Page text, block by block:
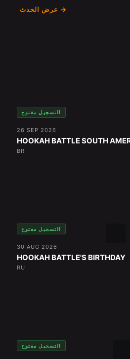
عرض الحدث →
التسجيل مفتوح
26 SEP 2026
HOOKAH BATTLE SOUTH
BR
التسجيل مفتوح
30 AUG 2026
HOOKAH BATTLE'S BIRTHDAY
RU
التسجيل مفتوح